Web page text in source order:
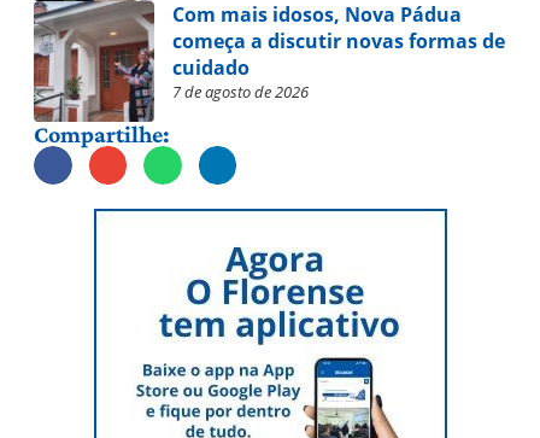
Com mais idosos, Nova Pádua
começa a discutir novas formas de
cuidado
7 de agosto de 2026
Compartilhe: